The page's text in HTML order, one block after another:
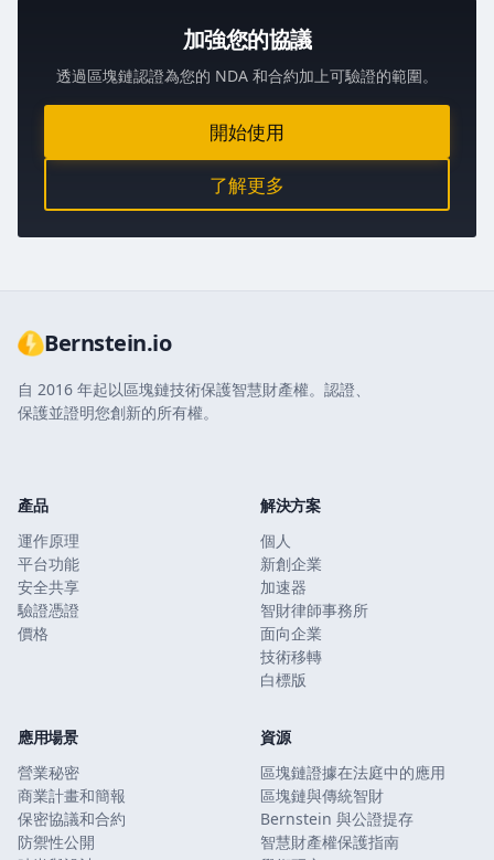
加強您的協議
透過區塊鏈認證為您的 NDA 和合約加上可驗證的範圍。
開始使用
了解更多
Bernstein.io
自 2016 年起以區塊鏈技術保護智慧財產權。認證、
保護並證明您創新的所有權。
產品
運作原理
平台功能
安全共享
驗證憑證
價格
解決方案
個人
新創企業
加速器
智財律師事務所
面向企業
技術移轉
白標版
應用場景
營業秘密
商業計畫和簡報
保密協議和合約
防禦性公開
資源
區塊鏈證據在法庭中的應用
區塊鏈與傳統智財
Bernstein 與公證提存
智慧財產權保護指南